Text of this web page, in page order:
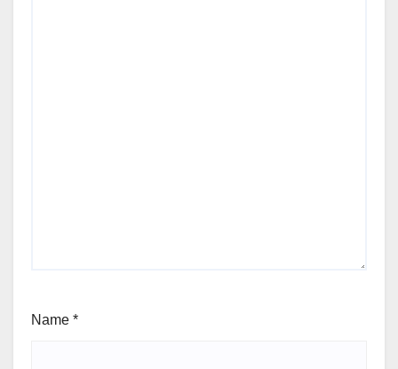
Name *